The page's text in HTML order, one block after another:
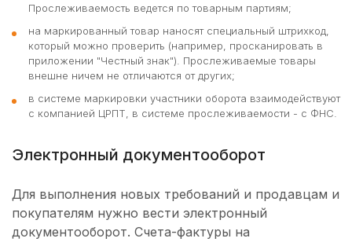
Прослеживаемость ведется по товарным партиям;
на маркированный товар наносят специальный штрихкод,
который можно проверить (например, просканировать в
приложении "Честный знак"). Прослеживаемые товары
внешне ничем не отличаются от других;
в системе маркировки участники оборота взаимодействуют
с компанией ЦРПТ, в системе прослеживаемости - с ФНС.
Электронный документооборот
Для выполнения новых требований и продавцам и
покупателям нужно вести электронный
документооборот. Счета-фактуры на